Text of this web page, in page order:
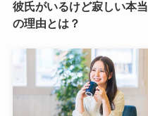
彼氏がいるけど寂しい本当
の理由とは？